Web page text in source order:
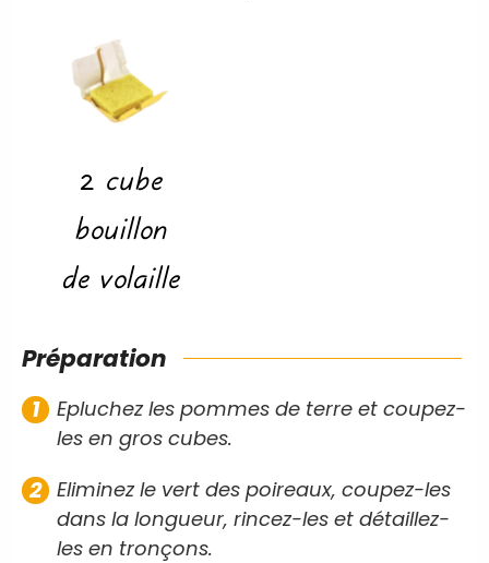
2 cube
bouillon
de volaille
Préparation
Epluchez les pommes de terre et coupez-
les en gros cubes.
Eliminez le vert des poireaux, coupez-les
dans la longueur, rincez-les et détaillez-
les en tronçons.